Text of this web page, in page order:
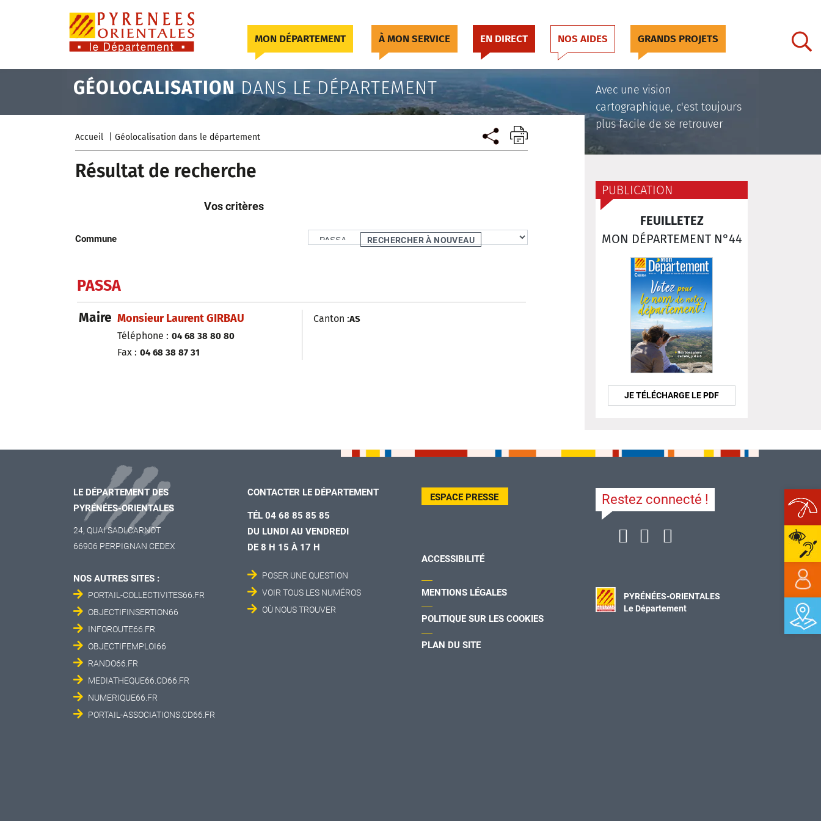
MON DÉPARTEMENT À MON SERVICE EN DIRECT NOS AIDES GRANDS PROJETS
GÉOLOCALISATIONDANS LE DÉPARTEMENT
Avec une vision
cartographique, c'est toujours
plus facile de se retrouver
Accueil Géolocalisation dans le département
Résultat de recherche
Vos critères
Commune
PASSA
Maire Monsieur Laurent GIRBAU
Téléphone : 04 68 38 80 80
Fax : 04 68 38 87 31
Canton :AS
PUBLICATION
FEUILLETEZ
MON DÉPARTEMENT N°44
JE TÉLÉCHARGE LE PDF
LE DÉPARTEMENT DES
PYRÉNÉES-ORIENTALES
24, QUAI SADI CARNOT
66906 PERPIGNAN CEDEX
NOS AUTRES SITES :
PORTAIL-COLLECTIVITES66.FR
OBJECTIFINSERTION66
INFOROUTE66.FR
OBJECTIFEMPLOI66
RANDO66.FR
MEDIATHEQUE66.CD66.FR
NUMERIQUE66.FR
PORTAIL-ASSOCIATIONS.CD66.FR
CONTACTER LE DÉPARTEMENT
TÉL 04 68 85 85 85
DU LUNDI AU VENDREDI
DE 8 H 15 À 17 H
POSER UNE QUESTION
VOIR TOUS LES NUMÉROS
OÙ NOUS TROUVER
ESPACE PRESSE
ACCESSIBILITÉ
MENTIONS LÉGALES
POLITIQUE SUR LES COOKIES
PLAN DU SITE
Restez connecté !
PYRÉNÉES-ORIENTALES
Le Département